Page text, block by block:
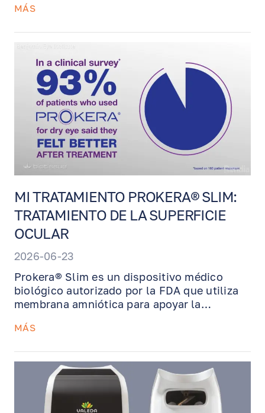
autoinjerto conjuntival o injerto de
después de la cirugía, cómo usar los
ungüentos y gotas recetados, por qué la
protección UV es esencial, cómo el manejo
del ojo seco ayuda a la recuperación y
cuándo comunicarse con nuestra oficina.
MÁS
MI TRATAMIENTO PROKERA® SLIM:
TRATAMIENTO DE LA SUPERFICIE
OCULAR
2026-06-23
Prokera® Slim es un dispositivo médico
biológico autorizado por la FDA que utiliza
membrana amniótica para apoyar la
tratamiento puede ayudar a reducir la
restaurar el tejido ocular dañado en
condiciones como queratitis, quemaduras
químicas, cicatrices corneales, defectos
epiteliales y ojo seco severo. Prokera se
MÁS